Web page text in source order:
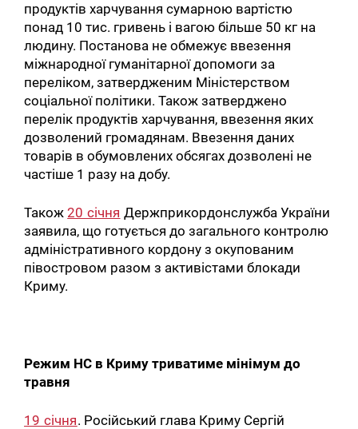
продуктів харчування сумарною вартістю
понад 10 тис. гривень і вагою більше 50 кг на
людину. Постанова не обмежує ввезення
міжнародної гуманітарної допомоги за
переліком, затвердженим Міністерством
соціальної політики. Також затверджено
перелік продуктів харчування, ввезення яких
дозволений громадянам. Ввезення даних
товарів в обумовлених обсягах дозволені не
частіше 1 разу на добу.
Також20 січня Держприкордонслужба України
заявила, що готується до загального контролю
адміністративного кордону з окупованим
півостровом разом з активістами блокади
Криму.
Режим НС в Криму триватиме мінімум до
травня
19 січня. Російський глава Криму Сергій